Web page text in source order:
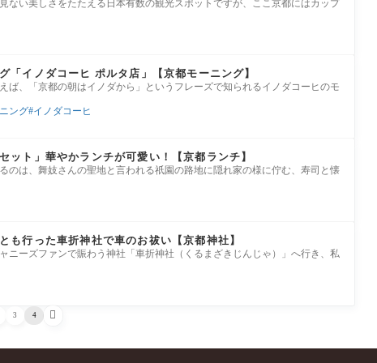
ない美しさをたたえる日本有数の観光スポットですが、ここ京都にはカップ
「イノダコーヒ ポルタ店」【京都モーニング】
ば、「京都の朝はイノダから」というフレーズで知られるイノダコーヒのモ
ング イノダコーヒ
ット」華やかランチが可愛い！【京都ランチ】
のは、舞妓さんの聖地と言われる祇園の路地に隠れ家の様に佇む、寿司と懐
も行った車折神社で車のお祓い【京都神社】
ニーズファンで賑わう神社「車折神社（くるまざきじんじゃ）」へ行き、私
3 4 